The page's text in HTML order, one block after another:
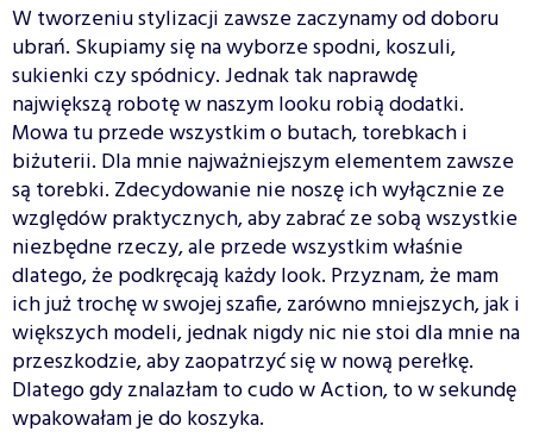
W tworzeniu stylizacji zawsze zaczynamy od doboru
ubrań. Skupiamy się na wyborze spodni, koszuli,
sukienki czy spódnicy. Jednak tak naprawdę
największą robotę w naszym looku robią dodatki.
Mowa tu przede wszystkim o butach, torebkach i
biżuterii. Dla mnie najważniejszym elementem zawsze
są torebki. Zdecydowanie nie noszę ich wyłącznie ze
względów praktycznych, aby zabrać ze sobą wszystkie
niezbędne rzeczy, ale przede wszystkim właśnie
dlatego, że podkręcają każdy look. Przyznam, że mam
ich już trochę w swojej szafie, zarówno mniejszych, jak i
większych modeli, jednak nigdy nic nie stoi dla mnie na
przeszkodzie, aby zaopatrzyć się w nową perełkę.
Dlatego gdy znalazłam to cudo w Action, to w sekundę
wpakowałam je do koszyka.